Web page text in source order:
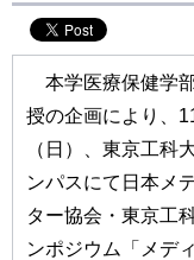
本学医療保健学
授の企画により、
（日）、東京工科
ンパスにて日本メ
ター協会・東京工
ンポジウム「メデ